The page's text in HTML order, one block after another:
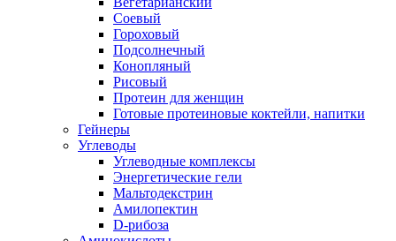
Соевый
Гороховый
Подсолнечный
Конопляный
Рисовый
Протеин для женщин
Готовые протеиновые коктейли, напитки
Гейнеры
Углеводы
Углеводные комплексы
Энергетические гели
Мальтодекстрин
Амилопектин
D-рибоза